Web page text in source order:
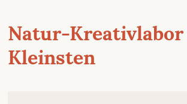
Natur-
Kleinsten